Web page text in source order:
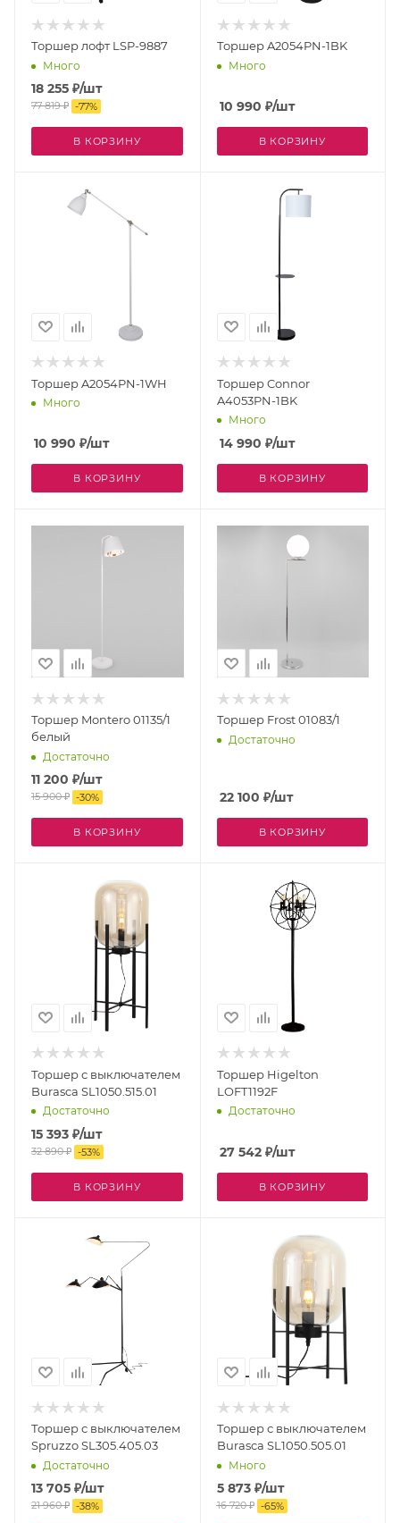
Торшер лофт LSP-9887
Много
18 255 ₽/шт
77 819₽ -77%
В КОРЗИНУ
Торшер A2054PN-1BK
Много
10 990 ₽/шт
В КОРЗИНУ
Торшер A2054PN-1WH
Много
10 990 ₽/шт
В КОРЗИНУ
Торшер Connor
A4053PN-1BK
Много
14 990 ₽/шт
В КОРЗИНУ
Торшер Montero 01135/1
белый
Достаточно
11 200 ₽/шт
15 900₽ -30%
В КОРЗИНУ
Торшер Frost 01083/1
Достаточно
22 100 ₽/шт
В КОРЗИНУ
Торшер с выключателем
Burasca SL1050.515.01
Достаточно
15 393 ₽/шт
32 890₽ -53%
В КОРЗИНУ
Торшер Higelton
LOFT1192F
Достаточно
27 542₽/шт
В КОРЗИНУ
Торшер с выключателем
Spruzzo SL305.405.03
Достаточно
13 705 ₽/шт
21 960₽ -38%
Торшер с выключателем
Burasca SL1050.505.01
Много
5 873₽/шт
16 720₽ -65%